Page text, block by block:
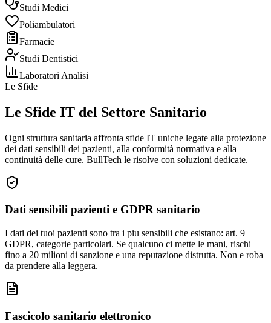
Studi Medici
Poliambulatori
Farmacie
Studi Dentistici
Laboratori Analisi
Le Sfide
Le Sfide IT del Settore Sanitario
Ogni struttura sanitaria affronta sfide IT uniche legate alla protezione
dei dati sensibili dei pazienti, alla conformità normativa e alla
continuità delle cure. BullTech le risolve con soluzioni dedicate.
Dati sensibili pazienti e GDPR sanitario
I dati dei tuoi pazienti sono tra i piu sensibili che esistano: art. 9
GDPR, categorie particolari. Se qualcuno ci mette le mani, rischi
fino a 20 milioni di sanzione e una reputazione distrutta. Non e roba
da prendere alla leggera.
Fascicolo sanitario elettronico